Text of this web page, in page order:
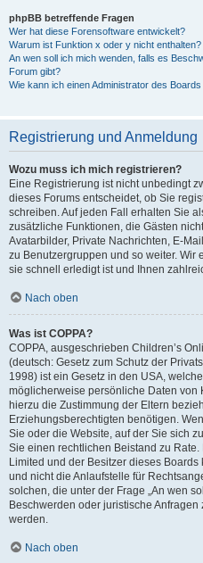
phpBB betreffende Fragen
Wer hat diese Forensoftware entwickelt?
Warum ist Funktion x oder y nicht enthalten?
An wen soll ich mich wenden, falls es
Forum gibt?
Wie kann ich einen Administrator des
Registrierung und Anmeldung
Wozu muss ich mich registrieren?
Eine Registrierung ist nicht unbedingt
dieses Forums entscheidet, ob Sie
schreiben. Auf jeden Fall erhalten Sie
zusätzliche Funktionen, die Gästen
Avatarbilder, Private Nachrichten, E-
zu Benutzergruppen und so weiter. Wir
sie schnell erledigt ist und Ihnen
Nach oben
Was ist COPPA?
COPPA, ausgeschrieben Children’s
(deutsch: Gesetz zum Schutz der
1998) ist ein Gesetz in den USA,
möglicherweise persönliche Daten von
hierzu die Zustimmung der Eltern
Erziehungsberechtigten benötigen.
Sie oder die Website, auf der Sie sich
Sie einen rechtlichen Beistand zu
Limited und der Besitzer dieses
und nicht die Anlaufstelle für
solchen, die unter der Frage „An wen
Beschwerden oder juristische
werden.
Nach oben